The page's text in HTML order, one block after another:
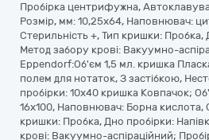
Пробірка центрифужна,
Розмір, мм: 10,25х64, Наповнювач:
Стерильність +, Тип кришки: Пробка,
Метод забору крові: Вакуумно-
Eppendorf:Об'єм 1,5 мл. кришка
полем для нотаток, З застібкою,
пробірки: 10x40 кришка Ковпачок;
16х100, Наповнювач: Борна кислота,
кришки: Пробка, Дно пробірки:
крові: Вакуумно-аспіраційний;